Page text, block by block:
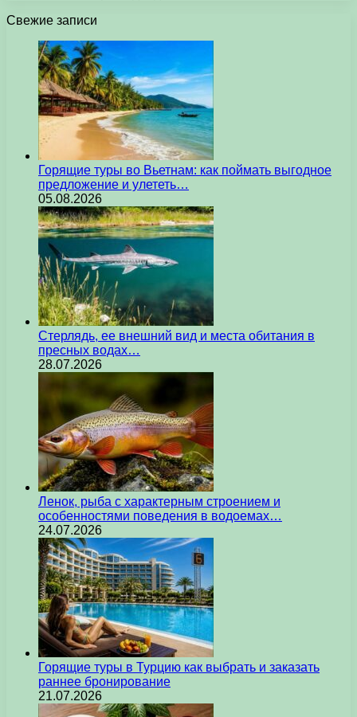
Свежие записи
Горящие туры во Вьетнам: как поймать выгодное
предложение и улететь…
05.08.2026
Стерлядь, ее внешний вид и места обитания в
пресных водах…
28.07.2026
Ленок, рыба с характерным строением и
особенностями поведения в водоемах…
24.07.2026
Горящие туры в Турцию как выбрать и заказать
раннее бронирование
21.07.2026